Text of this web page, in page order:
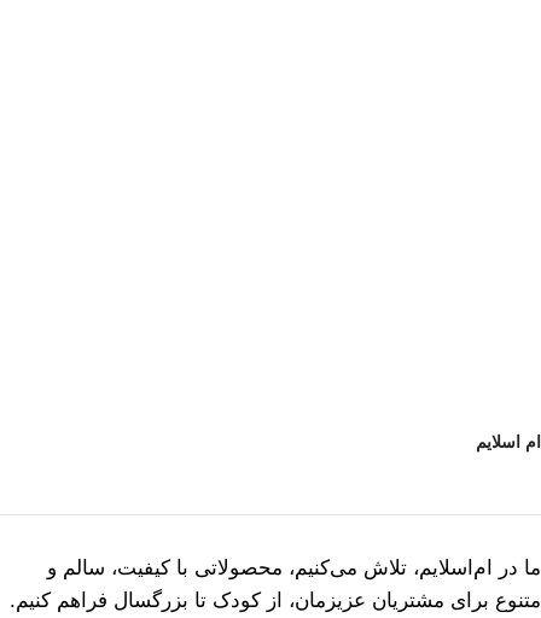
ام اسلایم
ما در ام‌اسلایم، تلاش می‌کنیم، محصولاتی با کیفیت، سالم و
متنوع برای مشتریان عزیزمان، از کودک تا بزرگسال فراهم کنیم.